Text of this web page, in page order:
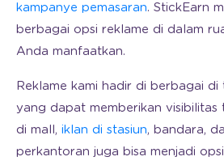
kampanye pemasaran. StickEarn
berbagai opsi reklame di dalam
Anda manfaatkan.
Reklame kami hadir di berbagai
yang dapat memberikan visibilitas
di mall, iklan di stasiun, bandara,
perkantoran juga bisa menjadi